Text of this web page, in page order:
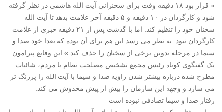
« قرار بود ۱۸ دقیقه وقت برای سخنرانی آیت الله هاشمی در نظر گرفته
شود و کارگردان در ۱۰ دقیقه و ۵ دقیقه آخر علامت بدهد تا آیت الله
سخنان خود را تنظیم کند. اما با گذشت پس از ۲۱ دقیقه خبری از علامت
کارگردان نبود. به نظر می رسد این هم برای آن بوده که بعدا خود صدا و
سیما در مرحله تدوین برخی از سخنان را حذف کند.» این وقایع پیرامون
یک گفتگوی کوتاه رئیس مجمع تشخیص مصلحت نظام با مردم، شائبات
مطرح شده درباره بیشتر شدن زاویه صدا و سیما با آیت الله را پررنگ تر
می سازد و وجهه این سازمان را بیش از پیش مخدوش می کند.
رفتار صدا و سیما تصادفی نبوده است